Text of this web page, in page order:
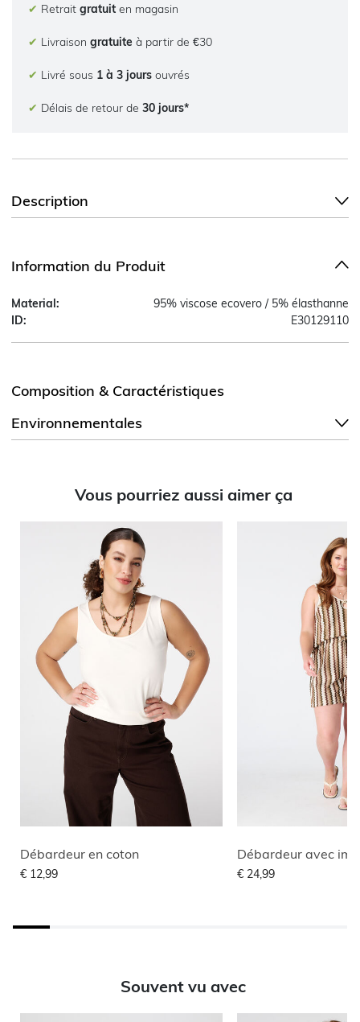
✔ Retrait gratuit en magasin
✔ Livraison gratuite à partir de €30
✔ Livré sous 1 à 3 jours ouvrés
✔ Délais de retour de 30 jours*
Description
Information du Produit
Material:
95% viscose ecovero / 5% élasthanne
ID:
E30129110
Composition & Caractéristiques
Environnementales
Vous pourriez aussi aimer ça
Débardeur en coton
€ 12,99
Débardeur avec
€ 24,99
Souvent vu avec